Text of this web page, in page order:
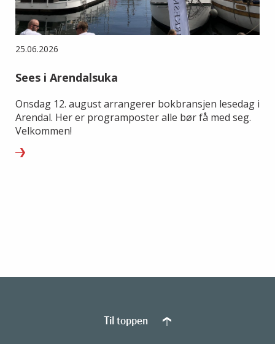
25.06.2026
Sees i Arendalsuka
Onsdag 12. august arrangerer bokbransjen lesedag i
Arendal. Her er programposter alle bør få med seg.
Velkommen!
Til toppen